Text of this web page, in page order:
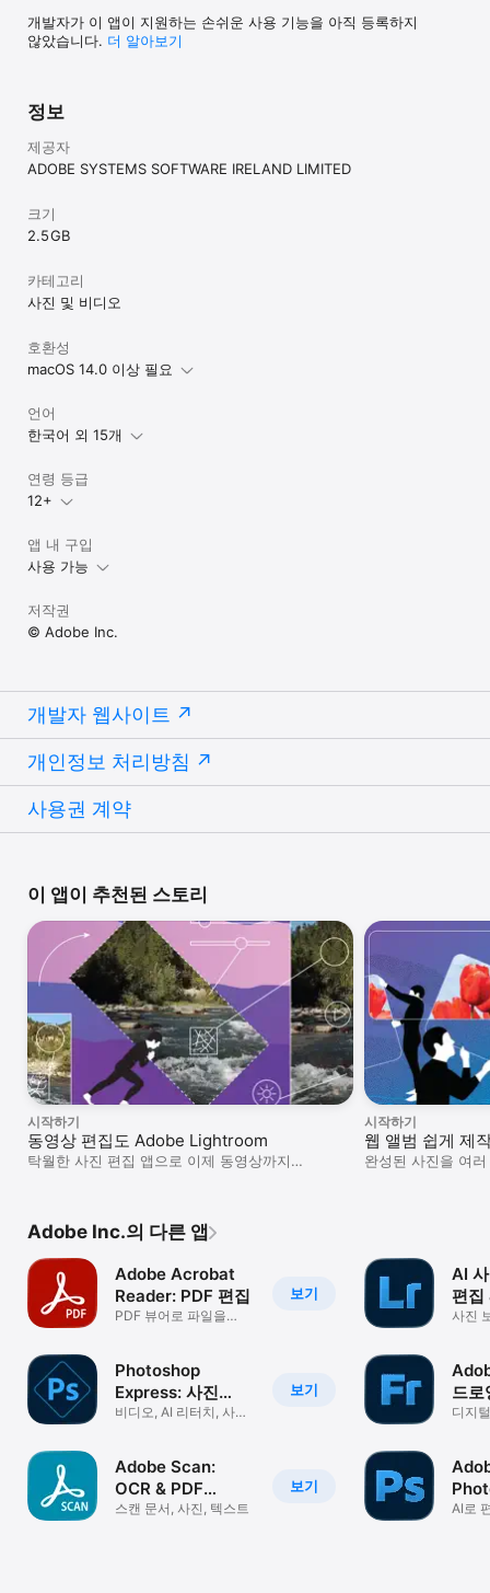
개발자가 이 앱이 지원하는 손쉬운 사용 기능을 아직 등록하지
않았습니다. 더 알아보기
정보
제공자
ADOBE SYSTEMS SOFTWARE IRELAND LIMITED
크기
2.5 GB
카테고리
사진 및 비디오
호환성
macOS 14.0 이상 필요
언어
한국어 외 15개
연령 등급
12+
앱 내 구입
사용 가능
저작권
© Adobe Inc.
개발자 웹사이트
개인정보 처리방침
사용권 계약
이 앱이 추천된 스토리
시작하기
동영상 편집도 Adobe Lightroom
탁월한 사진 편집 앱으로 이제 동영상까지
시작하기
웹 앨범 쉽게 제
완성된 사진을 여
Adobe Inc.의 다른 앱
보기
Adobe Acrobat
Reader: PDF 편집
PDF 뷰어로 파일을
보기
Photoshop
Express: 사진
편집 어플
비디오, AI 리터치, 사진
보기
Adobe Scan:
OCR & PDF
스캐너
스캔 문서, 사진, 텍스트
AI
편집
사진
드로
애니
디지
편집
AI로